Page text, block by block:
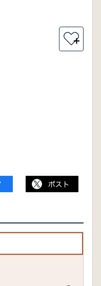
＋